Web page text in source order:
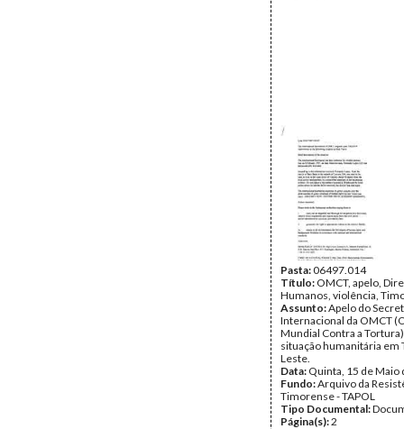
Pasta:06497.014
Título: OMCT, apelo,
Humanos, violência,
Assunto:Apelo do
Internacional da OMCT
Mundial Contra a
situação humanitária em
Leste.
Data: Quinta, 15 de Maio
Fundo:Arquivo da
Timorense - TAPOL
Tipo Documental:
Página(s):2